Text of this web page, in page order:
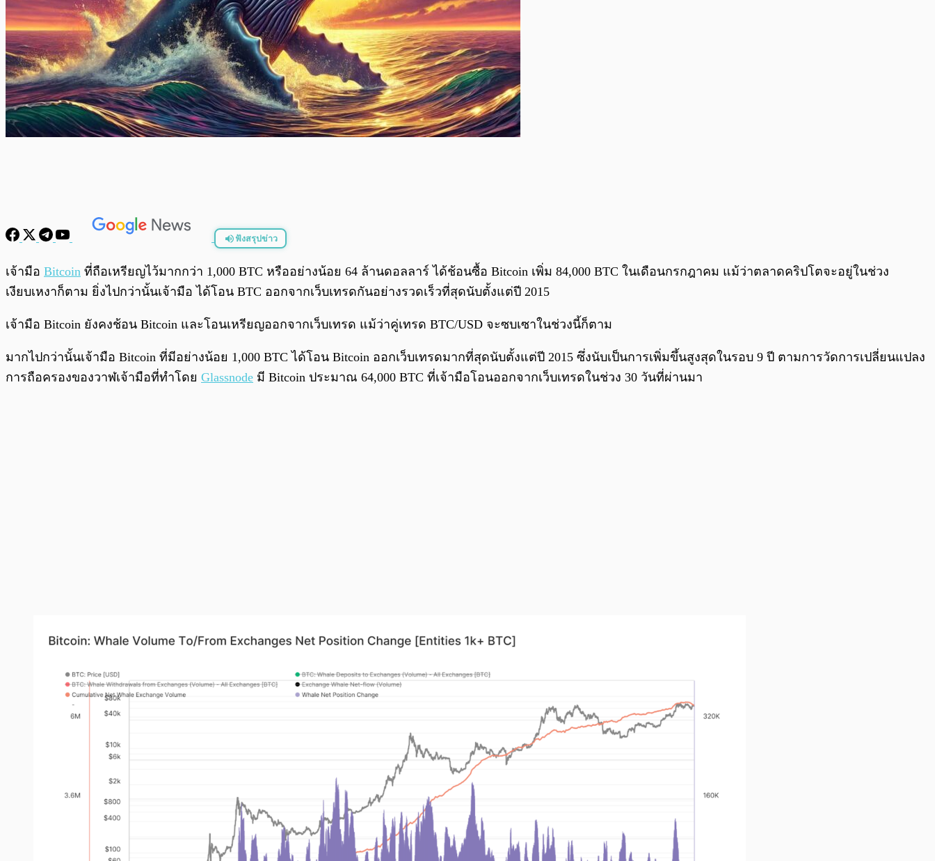
ฟังสรุปข่าว
พร้อมเล่น 0:00/ 0:00
เจ้ามือ Bitcoin ที่ถือเหรียญไว้มากกว่า 1,000 BTC หรืออย่างน้อย 64 ล้านดอลลาร์ ได้ช้อนซื้อ Bitcoin เพิ่ม 84,000 BTC ในเดือนกรกฎาคม แม้ว่าตลาดคริปโตจะอยู่ในช่วง
เงียบเหงาก็ตาม ยิ่งไปกว่านั้นเจ้ามือ ได้โอน BTC ออกจากเว็บเทรดกันอย่างรวดเร็วที่สุดนับตั้งแต่ปี 2015
เจ้ามือ Bitcoin ยังคงช้อน Bitcoin และโอนเหรียญออกจากเว็บเทรด แม้ว่าคู่เทรด BTC/USD จะซบเซาในช่วงนี้ก็ตาม
มากไปกว่านั้นเจ้ามือ Bitcoin ที่มีอย่างน้อย 1,000 BTC ได้โอน Bitcoin ออกเว็บเทรดมากที่สุดนับตั้งแต่ปี 2015 ซึ่งนับเป็นการเพิ่มขึ้นสูงสุดในรอบ 9 ปี ตามการวัดการเปลี่ยนแปลง
การถือครองของวาฬเจ้ามือที่ทำโดย Glassnode มี Bitcoin ประมาณ 64,000 BTC ที่เจ้ามือโอนออกจากเว็บเทรดในช่วง 30 วันที่ผ่านมา